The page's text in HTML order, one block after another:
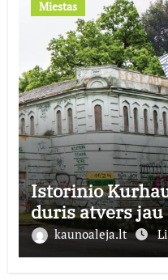
Miestas
Istorinio
duris atvers
kaunoaleja.lt